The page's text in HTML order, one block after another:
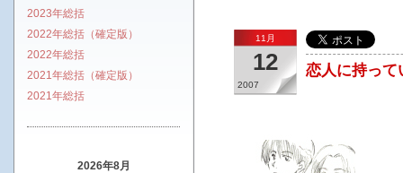
11月
12
2007
恋人に持って
2023年総括
2022年総括（確定版）
2022年総括
2021年総括（確定版）
2021年総括
2026年8月